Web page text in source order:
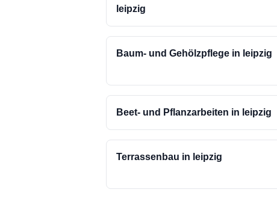
leipzig
Baum- und Gehölzpflege in leipzig
Beet- und Pflanzarbeiten in leipzig
Terrassenbau in leipzig